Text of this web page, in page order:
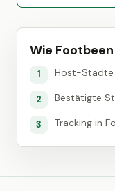
Wie
1 Host-Städte
2 Bestätigte
3 Tracking in